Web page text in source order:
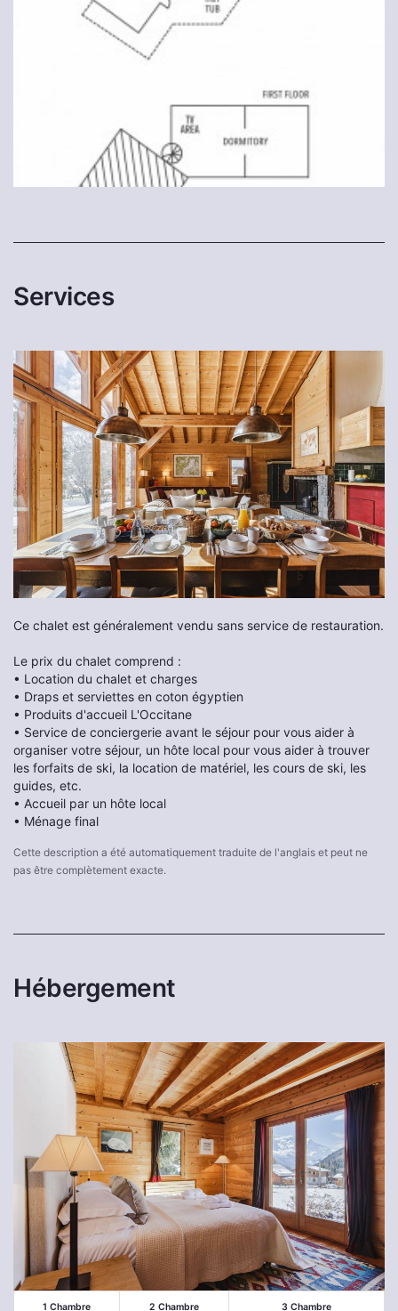
Services
Ce chalet est généralement vendu sans service de restauration.
Le prix du chalet comprend :
• Location du chalet et charges
• Draps et serviettes en coton égyptien
• Produits d'accueil L'Occitane
• Service de conciergerie avant le séjour pour vous aider à
organiser votre séjour, un hôte local pour vous aider à trouver
les forfaits de ski, la location de matériel, les cours de ski, les
guides, etc.
• Accueil par un hôte local
• Ménage final
Cette description a été automatiquement traduite de l'anglais et peut ne
pas être complètement exacte.
Hébergement
1 Chambre
2 Chambre
3 Chambre